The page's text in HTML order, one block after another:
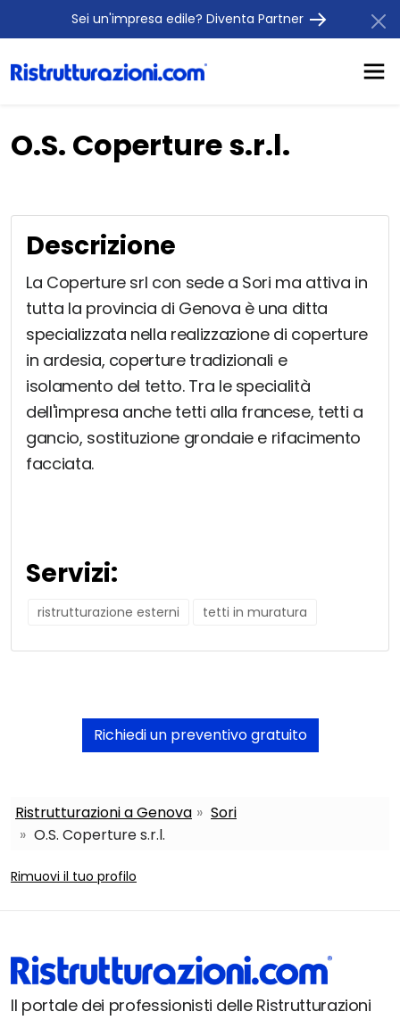
Sei un'impresa edile? Diventa Partner
O.S. Coperture s.r.l.
Descrizione
La Coperture srl con sede a Sori ma attiva in
tutta la provincia di Genova è una ditta
specializzata nella realizzazione di coperture
in ardesia, coperture tradizionali e
isolamento del tetto. Tra le specialità
dell'impresa anche tetti alla francese, tetti a
gancio, sostituzione grondaie e rifacimento
facciata.
Servizi:
ristrutturazione esterni tetti in muratura
Richiedi un preventivo gratuito
Ristrutturazioni a Genova
Sori
O.S. Coperture s.r.l.
Rimuovi il tuo profilo
Il portale dei professionisti delle Ristrutturazioni